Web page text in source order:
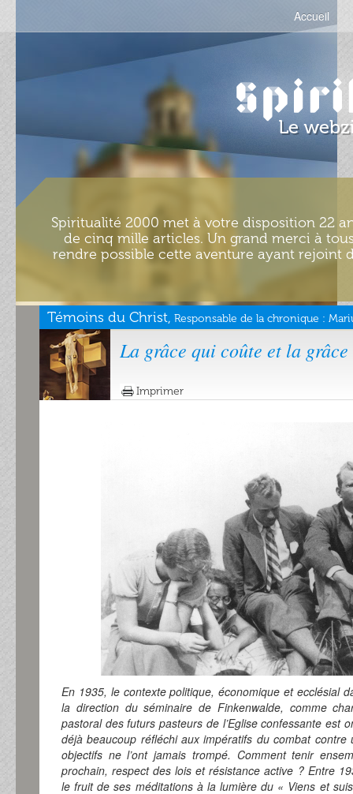
Accueil
Spiritualité 2000 met à votre disposition 22
de cinq mille articles. Un grand merci à
rendre possible cette aventure ayant rejoint
Témoins du Christ, Responsable de la chronique :
La grâce qui coûte et la
Imprimer
En 1935, le contexte politique, économique et ecclésial
la direction du séminaire de Finkenwalde, comme
pastoral des futurs pasteurs de l’Eglise confessante est
déjà beaucoup réfléchi aux impératifs du combat
objectifs ne l’ont jamais trompé. Comment tenir
prochain, respect des lois et résistance active ? Entre
le fruit de ses méditations à la lumière du « Viens et